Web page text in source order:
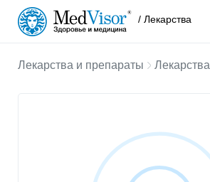
/ Лекарства
Лекарства и препараты Лекарства